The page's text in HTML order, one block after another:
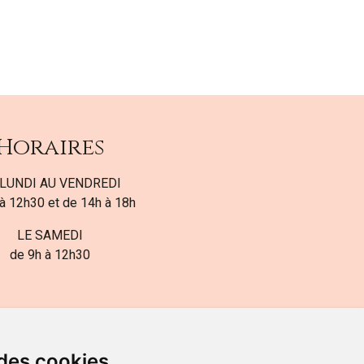
AU VENDREDI
12h30 et de 14h à 18h
LE SAMEDI
de 9h à 12h30